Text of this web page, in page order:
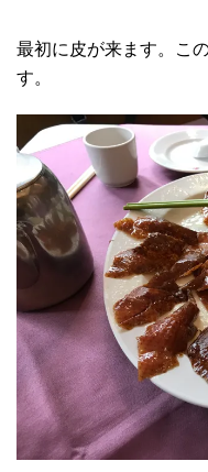
最初に皮が来ます。こ
す。